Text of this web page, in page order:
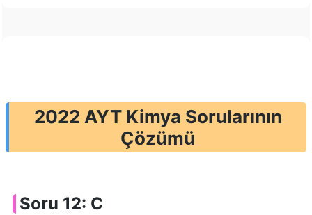
2022 AYT Kimya Sorularının
Çözümü
Soru 12: C